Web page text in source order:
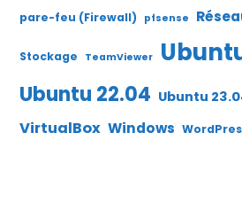
pare-feu (Firewall) pfsense
Stockage TeamViewer
Ubuntu 22.04 Ubuntu
VirtualBox Windows